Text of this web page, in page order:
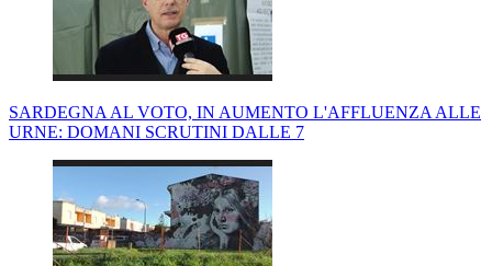
SARDEGNA AL VOTO, IN AUMENTO L'AFFLUENZA ALLE
URNE: DOMANI SCRUTINI DALLE 7